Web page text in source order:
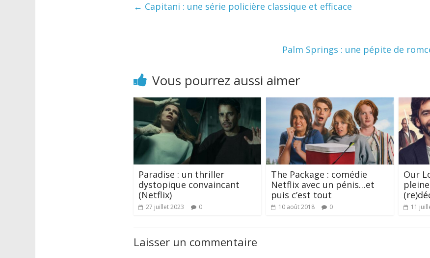
← Capitani : une série policière classique et efficace
Palm Springs : une pépite de
Vous pourrez aussi aimer
Paradise : un thriller
dystopique convaincant
(Netflix)
27 juillet 2023 0
The Package : comédie
Netflix avec un pénis…et
puis c’est tout
10 août 2018 0
Our
11
Laisser un commentaire